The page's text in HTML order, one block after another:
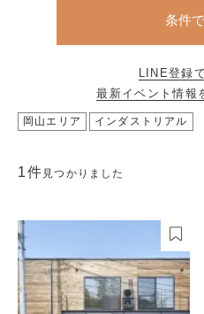
条件
LINE登録
最新イベント情報
岡山エリア インダストリアル
1件 見つかりました